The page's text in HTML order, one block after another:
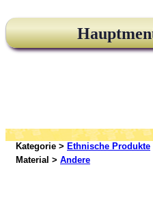
Kategorie > Ethnische Produkte
Material > Andere